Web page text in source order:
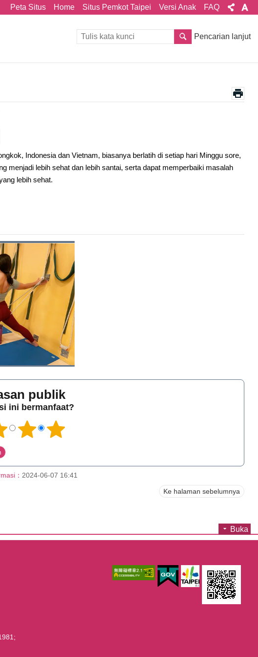
Peta Situs Home Situs Pemkot Taipei Versi Anak FAQ
Pencarian lanjut
Indonesia dan Vietnam, biasanya berlatih di setiap hari Minggu sore,
menjadi lebih sehat dan lebih santai, serta dapat memperbaiki masalah
lebih sehat.
publik
ini bermanfaat?
： 2024-06-07 16:41
Ke halaman sebelumnya
Buka